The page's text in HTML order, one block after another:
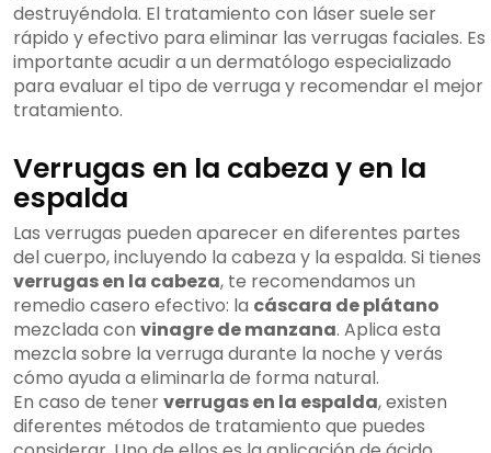
destruyéndola. El tratamiento con láser suele ser
rápido y efectivo para eliminar las verrugas faciales. Es
importante acudir a un dermatólogo especializado
para evaluar el tipo de verruga y recomendar el mejor
tratamiento.
Verrugas en la cabeza y en la
espalda
Las verrugas pueden aparecer en diferentes partes
del cuerpo, incluyendo la cabeza y la espalda. Si tienes
verrugas en la cabeza, te recomendamos un
remedio casero efectivo: la cáscara de plátano
mezclada con vinagre de manzana. Aplica esta
mezcla sobre la verruga durante la noche y verás
cómo ayuda a eliminarla de forma natural.
En caso de tenerverrugas en la espalda, existen
diferentes métodos de tratamiento que puedes